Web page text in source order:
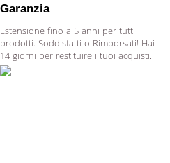
Garanzia
Estensione fino a 5 anni per tutti i
prodotti. Soddisfatti o Rimborsati! Hai
14 giorni per restituire i tuoi acquisti.